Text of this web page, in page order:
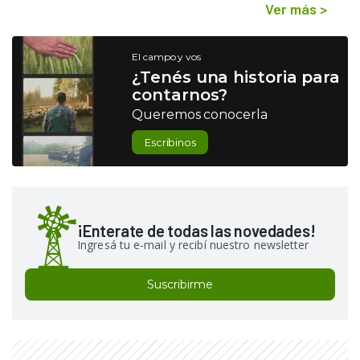
Ver más >
El campo y vos
¿Tenés una historia para
contarnos?
Queremos conocerla
Escribinos
¡Enterate de todas las novedades!
Ingresá tu e-mail y recibí nuestro newsletter
Suscribirme